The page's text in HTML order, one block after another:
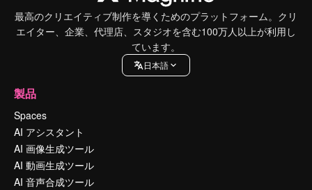
最高のクリエイティブ制作を導くためのプラットフォーム。クリ
エイター、企業、代理店、スタジオを含む100万人以上が利用し
ています。
日本語
製品
Spaces
AI アシスタント
AI 画像生成ツール
AI 動画生成ツール
AI 音声合成ツール